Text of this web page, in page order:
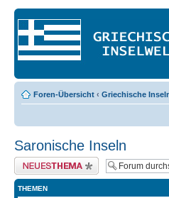
Foren-Übersicht ‹ Griechische
Saronische Inseln
Neues Thema erstellen
THEMEN